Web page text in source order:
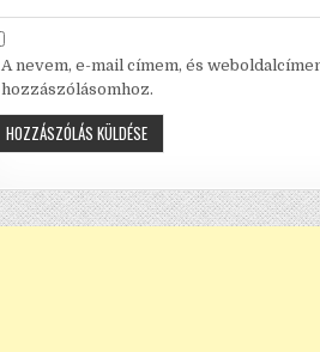
A nevem, e-mail címem, és
hozzászólásomhoz.